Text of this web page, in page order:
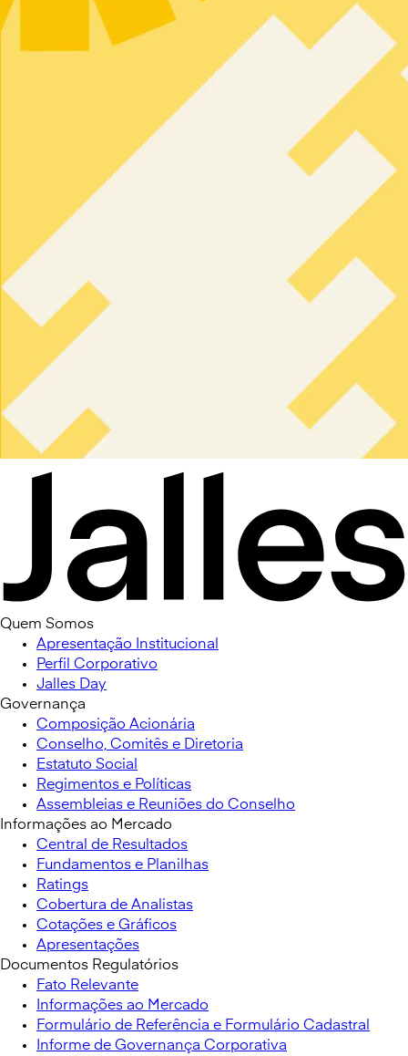
Quem Somos
Apresentação Institucional
Perfil Corporativo
Jalles Day
Governança
Composição Acionária
Conselho, Comitês e Diretoria
Estatuto Social
Regimentos e Políticas
Assembleias e Reuniões do Conselho
Informações ao Mercado
Central de Resultados
Fundamentos e Planilhas
Ratings
Cobertura de Analistas
Cotações e Gráficos
Apresentações
Documentos Regulatórios
Fato Relevante
Informações ao Mercado
Formulário de Referência e Formulário Cadastral
Informe de Governança Corporativa